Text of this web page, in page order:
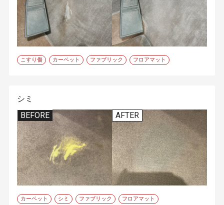
こすり傷 カーペット ファブリック フロアマット
シミ
BEFORE
AFTER
カーペット シミ ファブリック フロアマット